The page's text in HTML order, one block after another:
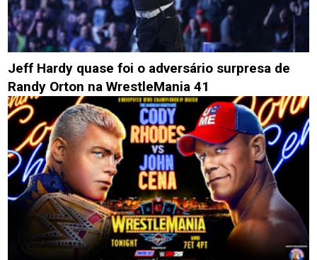
Jeff Hardy quase foi o adversário surpresa de
Randy Orton na WrestleMania 41